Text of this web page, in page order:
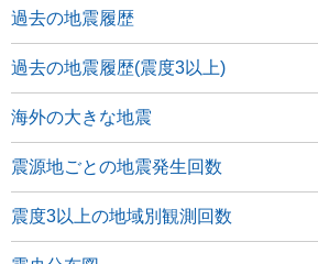
過去の地震履歴
過去の地震履歴(震度3以上)
海外の大きな地震
震源地ごとの地震発生回数
震度3以上の地域別観測回数